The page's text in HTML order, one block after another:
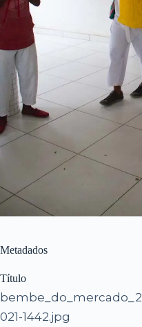
Metadados
Título
bembe_do_mercado_2
021-1442.jpg